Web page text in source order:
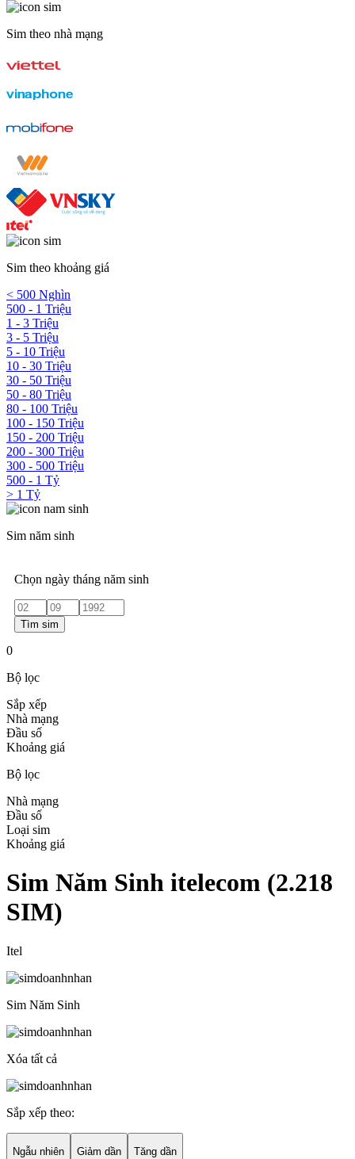
Sim theo nhà mạng
Sim theo khoảng giá
< 500 Nghìn
500 - 1 Triệu
1 - 3 Triệu
3 - 5 Triệu
5 - 10 Triệu
10 - 30 Triệu
30 - 50 Triệu
50 - 80 Triệu
80 - 100 Triệu
100 - 150 Triệu
150 - 200 Triệu
200 - 300 Triệu
300 - 500 Triệu
500 - 1 Tỷ
> 1 Tỷ
Sim năm sinh
Chọn ngày tháng năm sinh
Tìm sim
0
Bộ lọc
Sắp xếp
Nhà mạng
Đầu số
Khoảng giá
Bộ lọc
Nhà mạng
Đầu số
Loại sim
Khoảng giá
Sim Năm Sinh itelecom (2.218
SIM)
Itel
Sim Năm Sinh
Xóa tất cả
Sắp xếp theo:
Ngẫu nhiên Giảm dần Tăng dần